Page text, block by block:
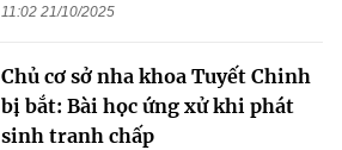
11:02 21/10/2025
Chủ cơ sở nha khoa Tuyết Chinh
bị bắt: Bài học ứng xử khi phát
sinh tranh chấp